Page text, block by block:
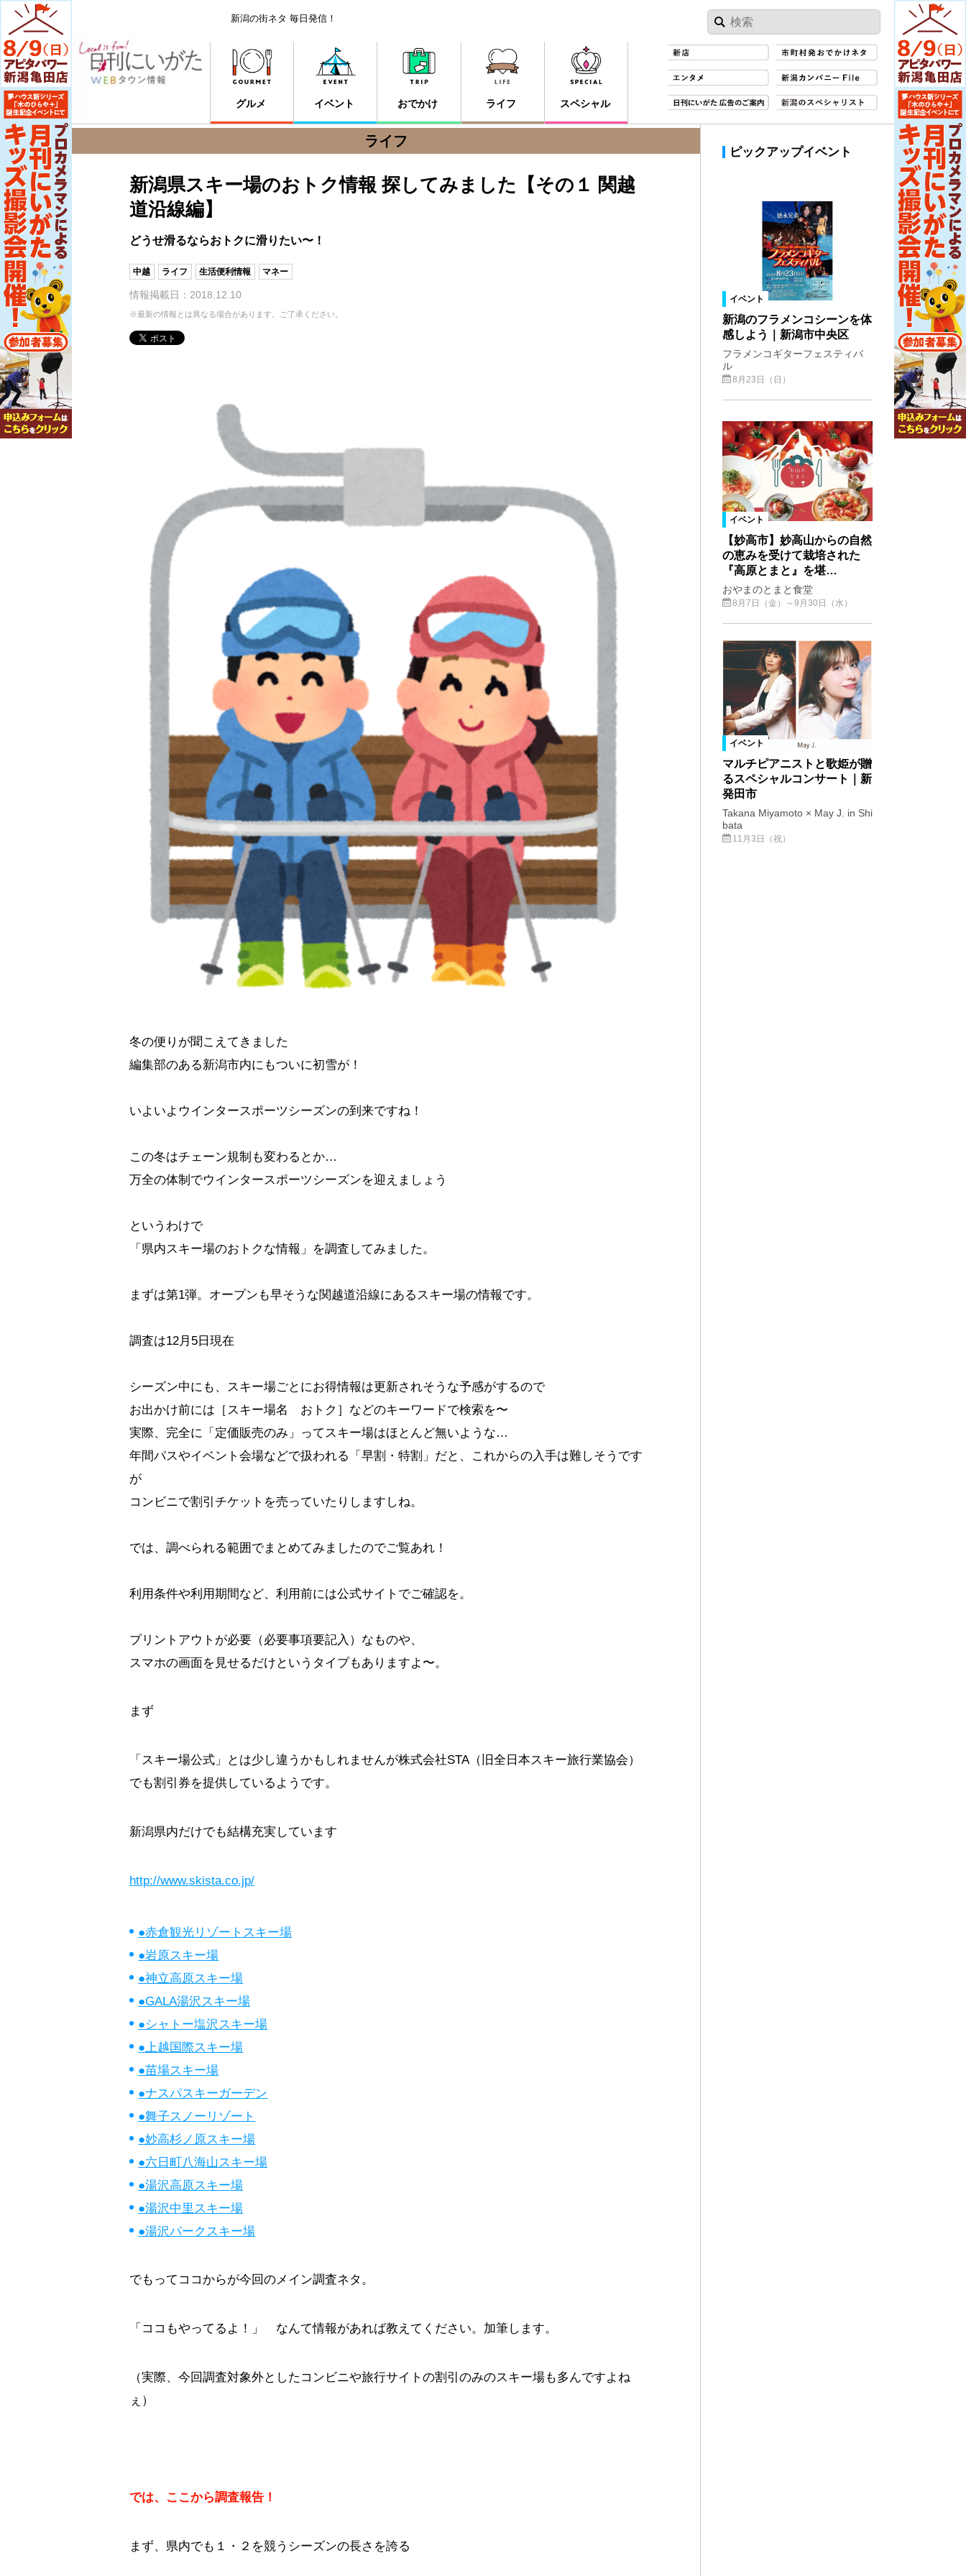
新潟の街ネタ 毎日発信！
グルメ イベント おでかけ ライフ スペシャル
ライフ
新潟県スキー場のおトク情報 探してみました【その１ 関越
道沿線編】
どうせ滑るならおトクに滑りたい〜！
中越 ライフ 生活便利情報 マネー
情報掲載日：2018.12.10
※最新の情報とは異なる場合があります。ご了承ください。
冬の便りが聞こえてきました
編集部のある新潟市内にもついに初雪が！
いよいよウインタースポーツシーズンの到来ですね！
この冬はチェーン規制も変わるとか…
万全の体制でウインタースポーツシーズンを迎えましょう
というわけで
「県内スキー場のおトクな情報」を調査してみました。
まずは第1弾。オープンも早そうな関越道沿線にあるスキー場の情報です。
調査は12月5日現在
シーズン中にも、スキー場ごとにお得情報は更新されそうな予感がするので
お出かけ前には［スキー場名 おトク］などのキーワードで検索を〜
実際、完全に「定価販売のみ」ってスキー場はほとんど無いような…
年間パスやイベント会場などで扱われる「早割・特割」だと、これからの入手は難しそうです
が
コンビニで割引チケットを売っていたりしますしね。
では、調べられる範囲でまとめてみましたのでご覧あれ！
利用条件や利用期間など、利用前には公式サイトでご確認を。
プリントアウトが必要（必要事項要記入）なものや、
スマホの画面を見せるだけというタイプもありますよ〜。
まず
「スキー場公式」とは少し違うかもしれませんが株式会社STA（旧全日本スキー旅行業協会）
でも割引券を提供しているようです。
新潟県内だけでも結構充実しています
http://www.skista.co.jp/
●赤倉観光リゾートスキー場
●岩原スキー場
●神立高原スキー場
●GALA湯沢スキー場
●シャトー塩沢スキー場
●上越国際スキー場
●苗場スキー場
●ナスパスキーガーデン
●舞子スノーリゾート
●妙高杉ノ原スキー場
●六日町八海山スキー場
●湯沢高原スキー場
●湯沢中里スキー場
●湯沢パークスキー場
でもってココからが今回のメイン調査ネタ。
「ココもやってるよ！」 なんて情報があれば教えてください。加筆します。
（実際、今回調査対象外としたコンビニや旅行サイトの割引のみのスキー場も多んですよね
ぇ）
では、ここから調査報告！
まず、県内でも１・２を競うシーズンの長さを誇る
ピックアップイベント
イベント
新潟のフラメンコシーンを体
感しよう｜新潟市中央区
フラメンコギターフェスティバ
ル
8月23日（日）
イベント
【妙高市】妙高山からの自然
の恵みを受けて栽培された
『高原とまと』を堪…
おやまのとまと食堂
8月7日（金）～9月30日（水）
イベント
マルチピアニストと歌姫が贈
るスペシャルコンサート｜新
発田市
Takana Miyamoto × May J. in Shi
bata
11月3日（祝）